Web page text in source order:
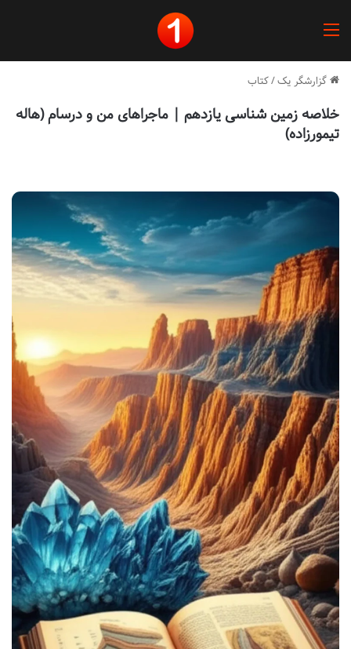
گزارشگر یک/کتاب
خلاصه زمین شناسی یازدهم | ماجراهای من و درسام (هاله
تیمورزاده)